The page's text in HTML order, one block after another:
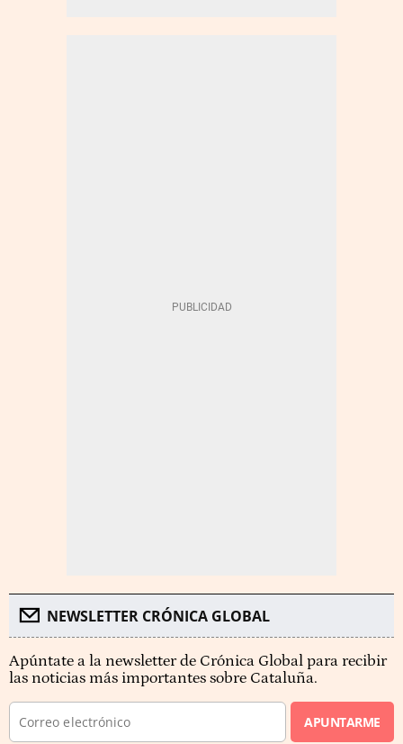
NEWSLETTER CRÓNICA GLOBAL
Apúntate a la newsletter de Crónica Global para recibir
las noticias más importantes sobre Cataluña.
APUNTARME